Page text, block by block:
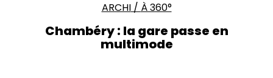
ARCHI/ À 360°
Chambéry : la gare passe en
multimode